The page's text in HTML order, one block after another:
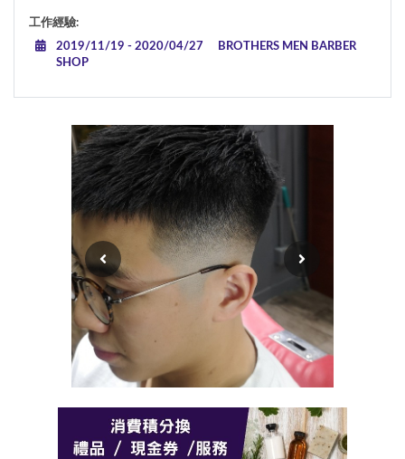
工作經驗:
2019/11/19 - 2020/04/27
BROTHERS MEN BARBER
SHOP